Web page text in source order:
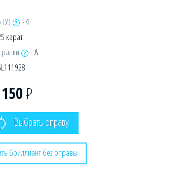
-4
карат
-А
Р
Выбрать оправу
бриллиант без оправы